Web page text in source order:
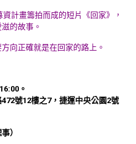
計畫籌拍而成的短片《回家》，
的故事。
向正確就是在回家的路上。
。
號12樓之7，捷運中央公園2號
）